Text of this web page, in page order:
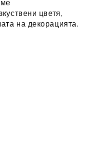
цветя,
на декорацията.